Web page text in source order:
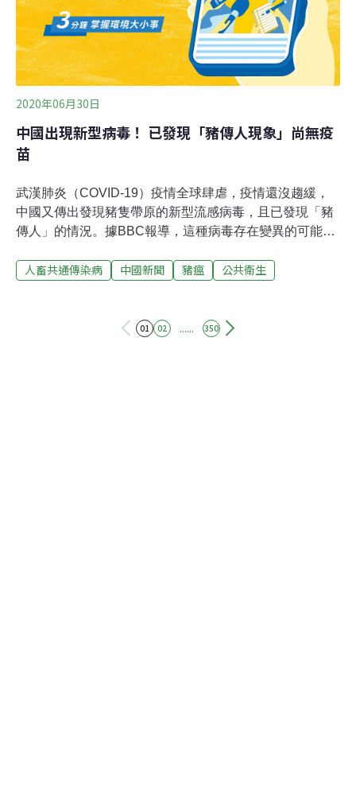
2020年06月30日
中國出現新型病毒！ 已發現「豬傳人現象」尚無疫
苗
武漢肺炎（COVID-19）疫情全球肆虐，疫情還沒趨緩，
中國又傳出發現豬隻帶原的新型流感病毒，且已發現「豬
傳人」的情況。據BBC報導，這種病毒存在變異的可能，
圍爆發。目前該病毒被研究人員稱為「G4 EA H1N1」，
流感疫情無法發揮作用。英國諾丁漢大學（University of
人畜共通傳染病 中國新聞 豬瘟 公共衛生
01 02 ...... 350